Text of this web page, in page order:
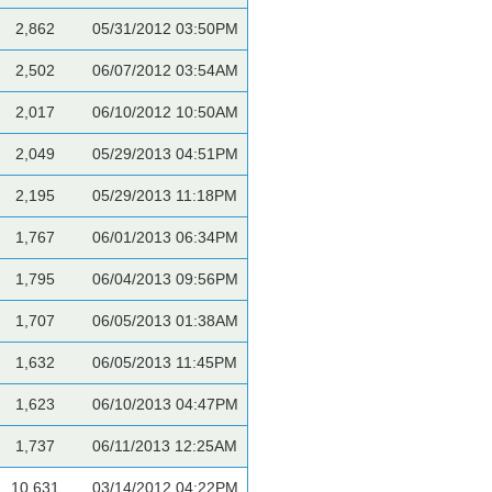
2,862 05/31/2012 03:50PM
2,502 06/07/2012 03:54AM
2,017 06/10/2012 10:50AM
2,049 05/29/2013 04:51PM
2,195 05/29/2013 11:18PM
1,767 06/01/2013 06:34PM
1,795 06/04/2013 09:56PM
1,707 06/05/2013 01:38AM
1,632 06/05/2013 11:45PM
1,623 06/10/2013 04:47PM
1,737 06/11/2013 12:25AM
10,631 03/14/2012 04:22PM